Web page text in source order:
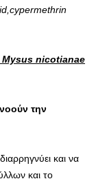
cypermethrin
nicotianae
την
και να
και το